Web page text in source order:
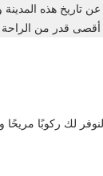
هذه
قدر من الراحة
لك ركوبًا مريحًا